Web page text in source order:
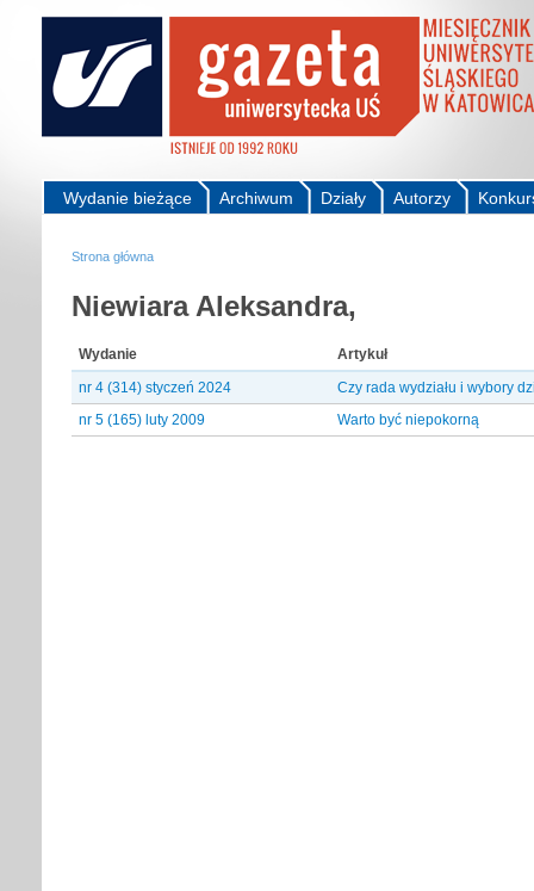
Autorzy
Działy
Archiwum
Wydanie bieżące
Strona główna
Niewiara Aleksandra,
Wydanie
Artykuł
nr 4 (314) styczeń 2024
Czy rada wydziału i wybory
nr 5 (165) luty 2009
Warto być niepokorną